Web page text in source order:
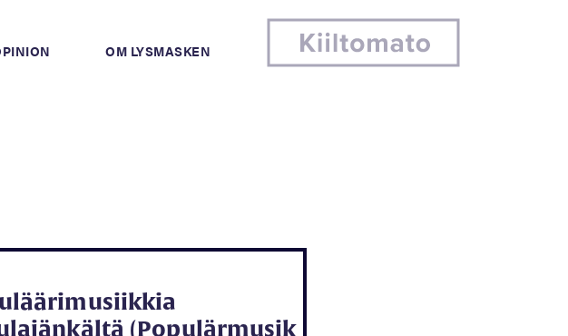
OM LYSMASKEN
(Populärmusik